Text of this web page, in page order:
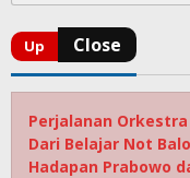
Perjalanan Orkestra
Dari Belajar Not
Hadapan Prabowo